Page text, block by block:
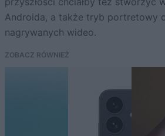
Androida, a także tryb portretowy
nagrywanych wideo.
ZOBACZ RÓWNIEŻ